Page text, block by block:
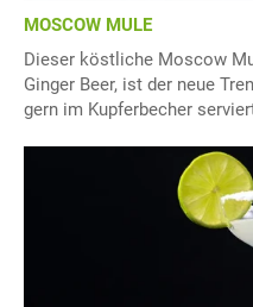
MOSCOW MULE
Dieser köstliche Moscow
Ginger Beer, ist der neue
gern im Kupferbecher